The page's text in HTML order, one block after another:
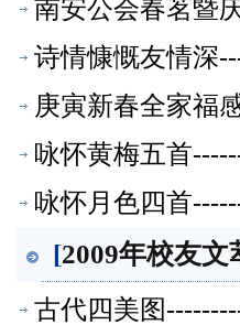
南安公会春茗暨
诗情慷慨友情深
庚寅新春全家福
咏怀黄梅五首
咏怀月色四首
[2009年校友文
古代四美图